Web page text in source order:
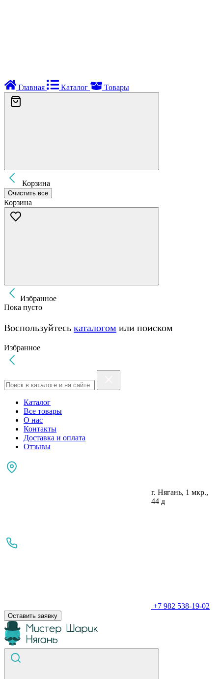
Главная Каталог Товары
Корзина
Очистить все
Корзина
Избранное
Пока пусто
Воспользуйтесь каталогом или поиском
Избранное
Каталог
Все товары
О нас
Контакты
Доставка и оплата
Отзывы
г. Нягань, 1 мкр.,
44 д
+7 982 538-19-02
Оставить заявку